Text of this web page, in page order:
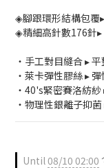
◈腳跟環形結構包覆
◈精細高針數176針
・手工對目縫合 ▸
・萊卡彈性膠絲 ▸
・40's緊密賽洛紡
・物理性銀離子抑
Until08/10 02:00